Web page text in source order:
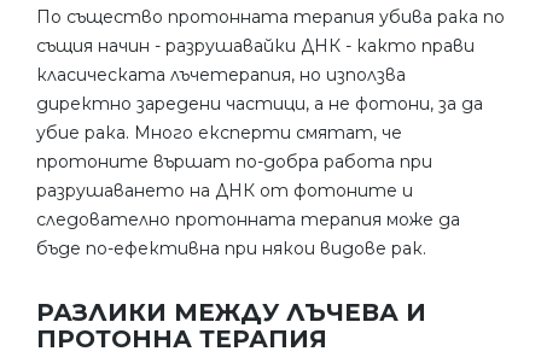
По същество протонната терапия убива рака по
същия начин - разрушавайки ДНК - както прави
класическата лъчетерапия, но използва
директно заредени частици, а не фотони, за да
убие рака. Много експерти смятат, че
протоните вършат по-добра работа при
разрушаването на ДНК от фотоните и
следователно протонната терапия може да
бъде по-ефективна при някои видове рак.
РАЗЛИКИ МЕЖДУ ЛЪЧЕВА И
ПРОТОННА ТЕРАПИЯ